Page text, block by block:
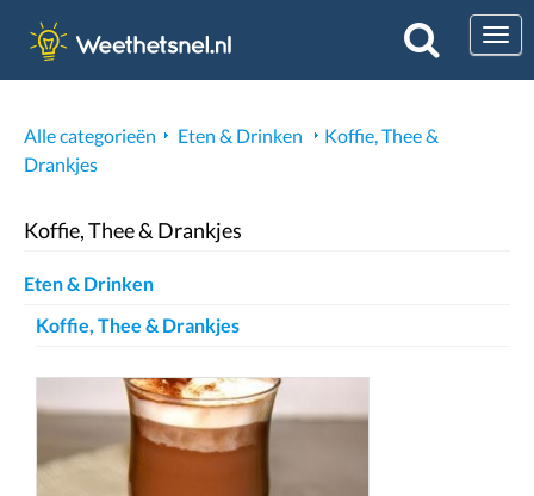
Alle categorieën Eten & Drinken
Koffie, Thee &
Drankjes
Koffie, Thee & Drankjes
Eten & Drinken
Koffie, Thee & Drankjes